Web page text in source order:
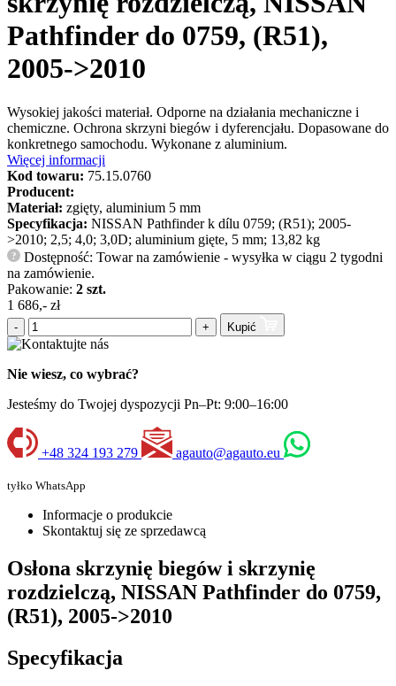
Pathfinder do 0759, (R51),
2005->2010
Wysokiej jakości materiał. Odporne na działania mechaniczne i
chemiczne. Ochrona skrzyni biegów i dyferencjału. Dopasowane do
konkretnego samochodu. Wykonane z aluminium.
Więcej informacji
Kod towaru: 75.15.0760
Producent:
Materiał: zgięty, aluminium 5 mm
Specyfikacja: NISSAN Pathfinder k dílu 0759; (R51); 2005-
>2010; 2,5; 4,0; 3,0D; aluminium gięte, 5 mm; 13,82 kg
?
Dostępność: Towar na zamówienie - wysyłka w ciągu 2 tygodni
na zamówienie.
Pakowanie: 2 szt.
1 686,- zł
- + Kupić
Nie wiesz, co wybrać?
Jesteśmy do Twojej dyspozycji Pn–Pt: 9:00–16:00
+48 324 193 279 agauto@agauto.eu
tyłko WhatsApp
Informacje o produkcie
Skontaktuj się ze sprzedawcą
Osłona skrzynię biegów i skrzynię
rozdzielczą, NISSAN Pathfinder do 0759,
(R51), 2005->2010
Specyfikacja